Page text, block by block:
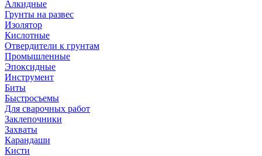
Алкидные
Грунты на развес
Изолятор
Кислотные
Отвердители к грунтам
Промышленные
Эпоксидные
Инструмент
Биты
Быстросъемы
Для сварочных работ
Заклепочники
Захваты
Карандаши
Кисти